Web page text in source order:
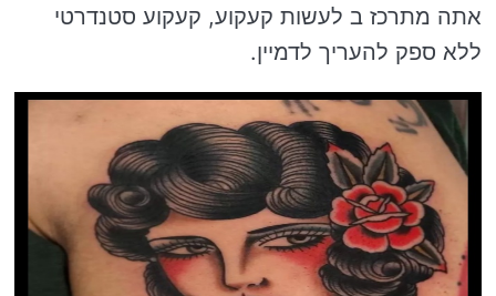
אתה מתרכז ב לעשות קעקוע, קעקוע סטנדרטי
ללא ספק להעריך לדמיין.